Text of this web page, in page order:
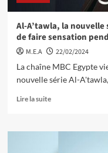
Al-A’tawla, la nouvelle
de faire sensation
M.E.A
22/02/2024
La chaîne MBC Egypte
nouvelle série Al-
Lire la suite